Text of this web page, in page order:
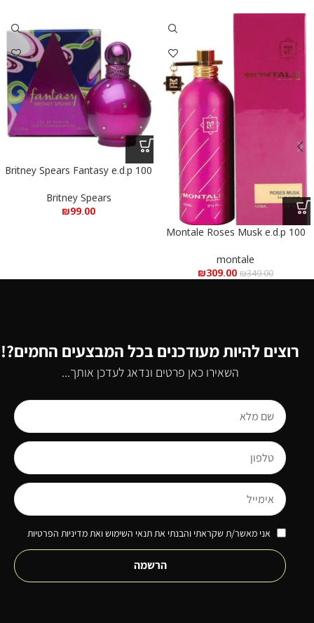
Montale Roses Musk e.d.p 100
מ”ל
montale
₪349.00
₪309.00
Britney Spears Fantasy e.d.p 100
מ”ל
Britney Spears
₪99.00
רוצים להיות מעודכנים בכל המבצעים החמים?!
השאירו כאן פרטים ונדאג לעדכן אותך...
אני מאשר/ת שקראתי והבנתי את תנאי השימוש ואת מדיניות הפרטיות
הרשמה